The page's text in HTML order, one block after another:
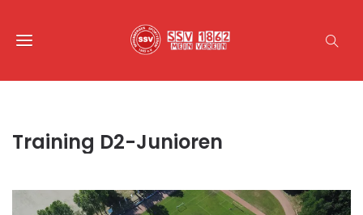
Training D2-Junioren